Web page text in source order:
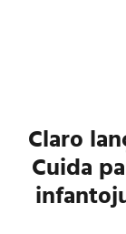
Claro
Cuida